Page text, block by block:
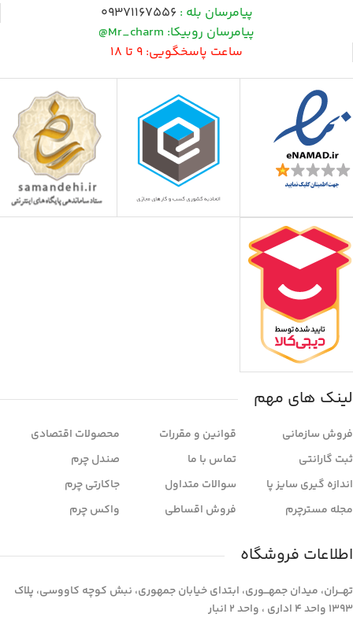
پیامرسان بله : 09371167556
پیامرسان روبیکا: Mr_charm@
ساعت پاسخگویی: 9 تا 18
لینک های مهم
فروش سازمانی
ثبت گارانتی
اندازه گیری سایز پا
مجله مسترچرم
قوانین و مقررات
تماس با ما
سوالات متداول
فروش اقساطی
محصولات اقتصادی
صندل چرم
جاکارتی چرم
واکس چرم
اطلاعات فروشگاه
تهـــران، میدان جمهـــوری، ابتدای خیابان جمهوری، نبش کوچه کاووسی، پلاک
1393 واحد 4 اداری ، واحد 2 انبار